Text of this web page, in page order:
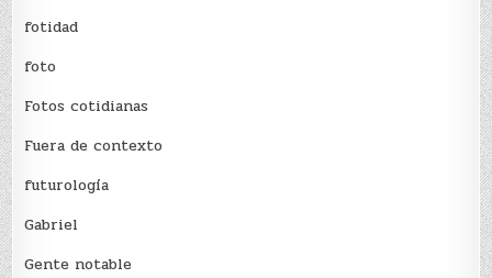
fotidad
foto
Fotos cotidianas
Fuera de contexto
futurología
Gabriel
Gente notable